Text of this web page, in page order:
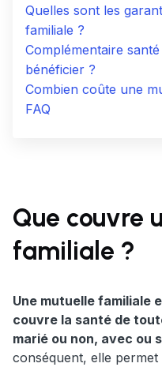
Quelles sont les
familiale ?
Complémentaire
bénéficier ?
Combien coûte une
FAQ
Que couvre
familiale ?
Une mutuelle familiale
couvre la santé de
marié ou non, avec ou
conséquent, elle permet